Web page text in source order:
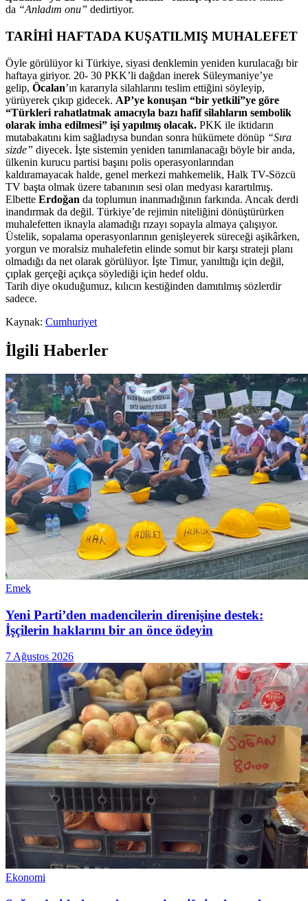
da “Anladım onu” dedirtiyor.
TARİHİ HAFTADA KUŞATILMIŞ MUHALEFET
Öyle görülüyor ki Türkiye, siyasi denklemin yeniden kurulacağı bir
haftaya giriyor. 20- 30 PKK’li dağdan inerek Süleymaniye’ye
gelip, Öcalan’ın kararıyla silahlarını teslim ettiğini söyleyip,
yürüyerek çıkıp gidecek. AP’ye konuşan “bir yetkili”ye göre
“Türkleri rahatlatmak amacıyla bazı hafif silahların sembolik
olarak imha edilmesi” işi yapılmış olacak. PKK ile iktidarın
mutabakatını kim sağladıysa bundan sonra hükümete dönüp “Sıra
sizde” diyecek. İşte sistemin yeniden tanımlanacağı böyle bir anda,
ülkenin kurucu partisi başını polis operasyonlarından
kaldıramayacak halde, genel merkezi mahkemelik, Halk TV-Sözcü
TV başta olmak üzere tabanının sesi olan medyası karartılmış.
Elbette Erdoğan da toplumun inanmadığının farkında. Ancak derdi
inandırmak da değil. Türkiye’de rejimin niteliğini dönüştürürken
muhalefetten iknayla alamadığı rızayı sopayla almaya çalışıyor.
Üstelik, sopalama operasyonlarının genişleyerek süreceği aşikârken,
yorgun ve moralsiz muhalefetin elinde somut bir karşı strateji planı
olmadığı da net olarak görülüyor. İşte Timur, yanılttığı için değil,
çıplak gerçeği açıkça söylediği için hedef oldu.
Tarih diye okuduğumuz, kılıcın kestiğinden damıtılmış sözlerdir
sadece.
Kaynak: Cumhuriyet
İlgili Haberler
Emek
Yeni Parti’den madencilerin direnişine destek:
İşçilerin haklarını bir an önce ödeyin
7 Ağustos 2026
Ekonomi